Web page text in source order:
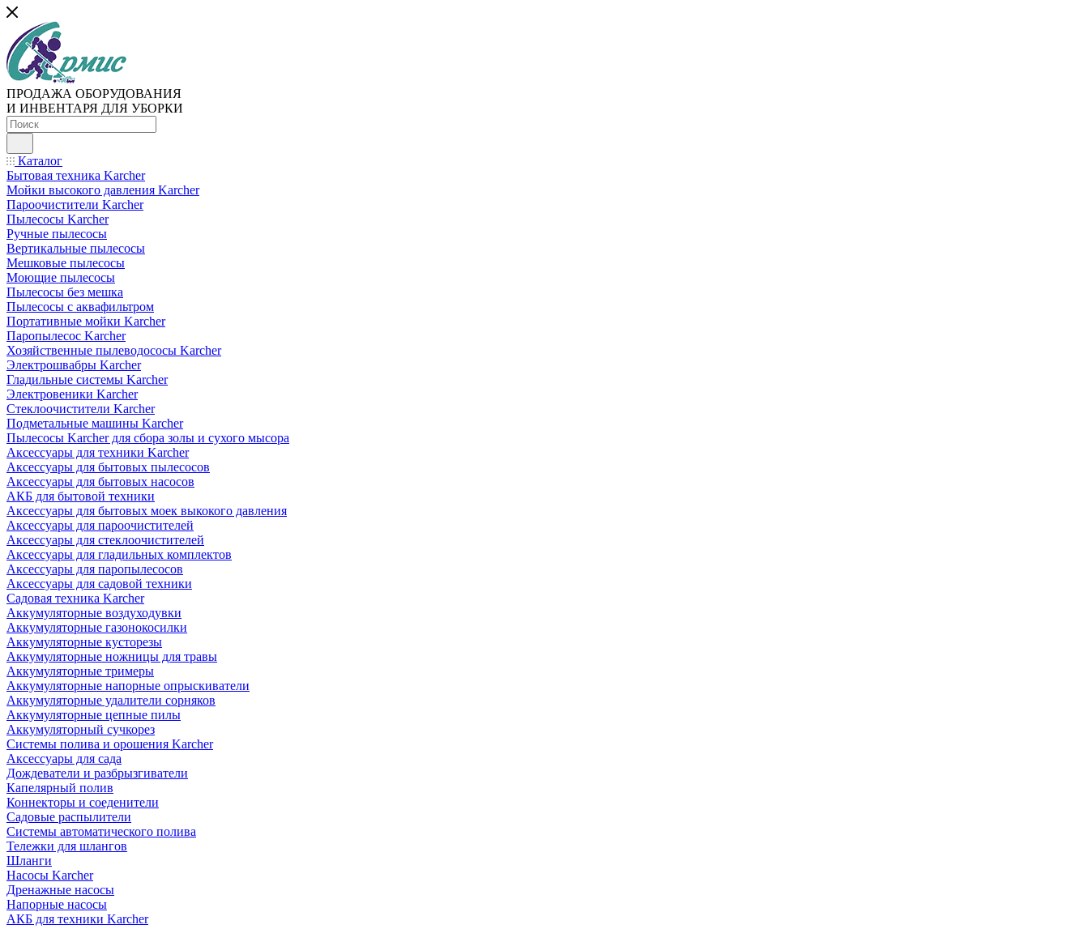
ПРОДАЖА ОБОРУДОВАНИЯ
И ИНВЕНТАРЯ ДЛЯ УБОРКИ
Каталог
Бытовая техника Karcher
Мойки высокого давления Karcher
Пароочистители Karcher
Пылесосы Karcher
Ручные пылесосы
Вертикальные пылесосы
Мешковые пылесосы
Моющие пылесосы
Пылесосы без мешка
Пылесосы с аквафильтром
Портативные мойки Karcher
Паропылесос Karcher
Хозяйственные пылеводососы Karcher
Электрошвабры Karcher
Гладильные системы Karcher
Электровеники Karcher
Стеклоочистители Karcher
Подметальные машины Karcher
Пылесосы Karcher для сбора золы и сухого мысора
Аксессуары для техники Karcher
Аксессуары для бытовых пылесосов
Аксессуары для бытовых насосов
АКБ для бытовой техники
Аксессуары для бытовых моек выкокого давления
Аксессуары для пароочистителей
Аксессуары для стеклоочистителей
Аксессуары для гладильных комплектов
Аксессуары для паропылесосов
Аксессуары для садовой техники
Садовая техника Karcher
Аккумуляторные воздуходувки
Аккумуляторные газонокосилки
Аккумуляторные кусторезы
Аккумуляторные ножницы для травы
Аккумуляторные тримеры
Аккумуляторные напорные опрыскиватели
Аккумуляторные удалители сорняков
Аккумуляторные цепные пилы
Аккумуляторный сучкорез
Системы полива и орошения Karcher
Аксессуары для сада
Дождеватели и разбрызгиватели
Капелярный полив
Коннекторы и соеденители
Садовые распылители
Системы автоматического полива
Тележки для шлангов
Шланги
Насосы Karcher
Дренажные насосы
Напорные насосы
АКБ для техники Karcher